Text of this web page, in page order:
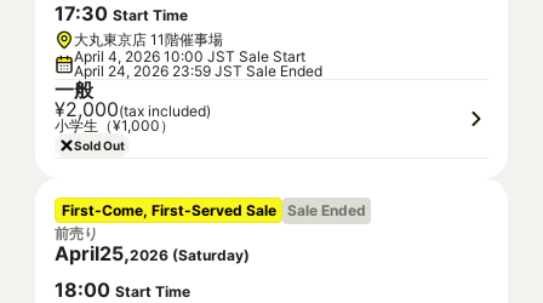
17:30 Start Time
大丸東京店 11階催事場
April 4, 2026 10:00 JST Sale Start
April 24, 2026 23:59 JST Sale Ended
一般
¥2,000(tax included)
小学生（¥1,000）
Sold Out
First-Come, First-Served Sale Sale Ended
前売り
April25,2026 (Saturday)
18:00 Start Time